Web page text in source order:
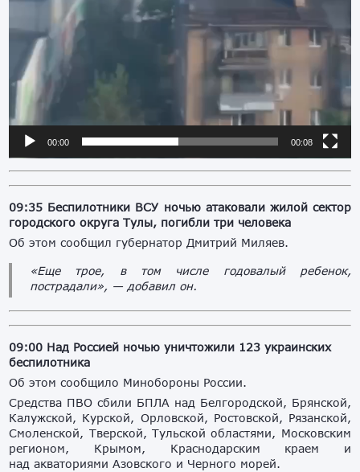
00:00 00:08
09:35 Беспилотники ВСУ ночью атаковали жилой сектор
городского округа Тулы, погибли три человека
Об этом сообщил губернатор Дмитрий Миляев.
«Еще трое, в том числе годовалый ребенок,
пострадали», — добавил он.
09:00 Над Россией ночью уничтожили 123 украинских
беспилотника
Об этом сообщило Минобороны России.
Средства ПВО сбили БПЛА над Белгородской, Брянской,
Калужской, Курской, Орловской, Ростовской, Рязанской,
Смоленской, Тверской, Тульской областями, Московским
регионом, Крымом, Краснодарским краем и
над акваториями Азовского и Черного морей.